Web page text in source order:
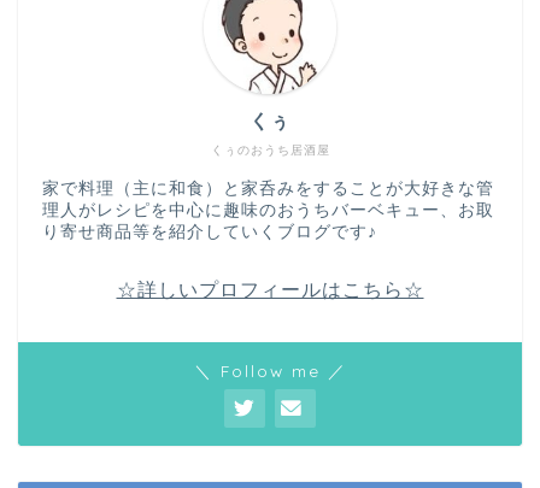
くぅのおうち居酒屋
くぅ
家で料理（主に和食）と家呑みをすることが大好きな管
理人がレシピを中心に趣味のおうちバーベキュー、お取
り寄せ商品等を紹介していくブログです♪
☆詳しいプロフィールはこちら☆
＼ Follow me ／